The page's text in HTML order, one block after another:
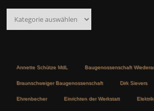
Annette Schütze MdL Baugenossenschaft
Braunschweiger Baugenossenschaft Dirk Sievers
Ehrenbecher Einrichten der Werkstatt